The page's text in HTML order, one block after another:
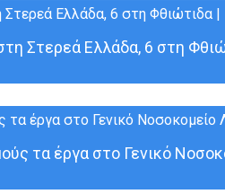
Στερεά Ελλάδα, 6 στη
τα έργα στο Γενικό